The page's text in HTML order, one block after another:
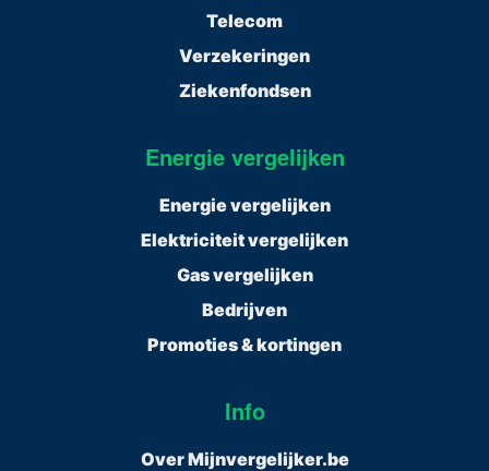
Telecom
Verzekeringen
Ziekenfondsen
Energie vergelijken
Energie vergelijken
Elektriciteit vergelijken
Gas vergelijken
Bedrijven
Promoties & kortingen
Info
Over Mijnvergelijker.be